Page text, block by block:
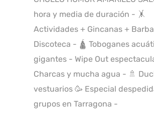
hora y media de duración - 🤸
Actividades + Gincanas +
Discoteca - 🛕 Toboganes
gigantes - Wipe Out
Charcas y mucha agua - 🚿
vestuarios 🥳 Especial
grupos en Tarragona -